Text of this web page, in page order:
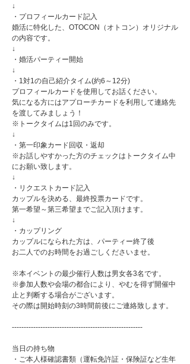
↓
・プロフィールカード記入
婚活に特化した、OTOCON（オトコン）オリジナル
の内容です。
↓
・婚活パーティー開始
↓
・1対1の自己紹介タイム(約6～12分)
プロフィールカードを使用してお話ください。
気になる方にはアプローチカードを利用して連絡先
を渡してみましょう！
※トークタイムは1回のみです。
↓
・第一印象カード回収・返却
※お話しやすかった方のチェックはトークタイム中
にお願い致します。
↓
・リクエストカード記入
カップルを決める、最終投票カードです。
第一希望～第三希望までご記入頂けます。
↓
・カップリング
カップルになられた方は、パーティー終了後
お二人でのお時間をお過ごしくださいませ。
※本イベントの最少催行人数は男女各3名です。
※参加人数や会場の都合により、やむを得ず開催中
止と判断する場合がございます。
その際は開始時刻の3時間前後にご連絡致します。
-------------------------------------------------------
当日の持ち物
・ご本人様確認書類（運転免許証・保険証など生年